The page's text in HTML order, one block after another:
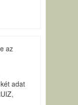
az
adat